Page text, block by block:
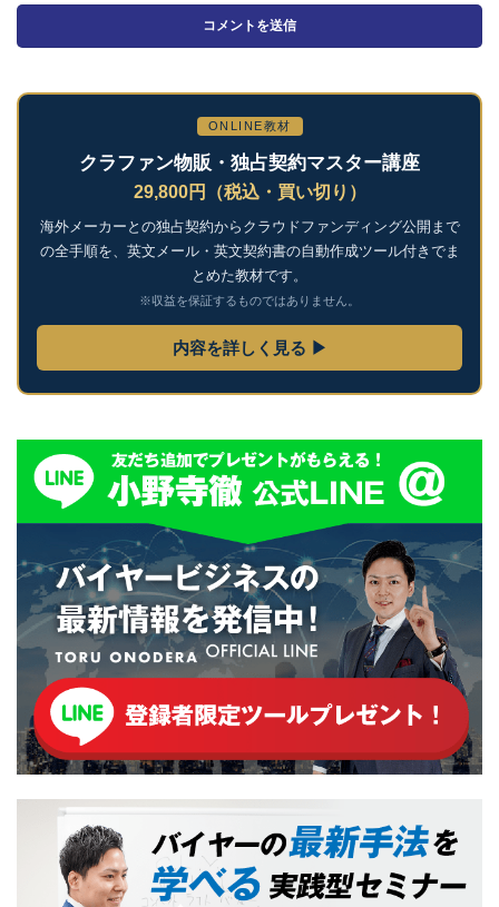
ONLINE教材
クラファン物販・独占契約マスター講座
29,800円（税込・買い切り）
海外メーカーとの独占契約からクラウドファンディング公開まで
の全手順を、英文メール・英文契約書の自動作成ツール付きでま
とめた教材です。
※収益を保証するものではありません。
内容を詳しく見る ▶